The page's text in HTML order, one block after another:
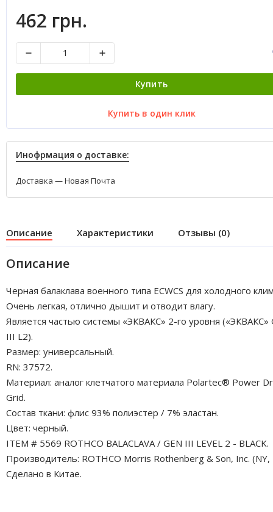
462 грн.
Купить
Купить в один клик
Инофрмация о доставке:
Доставка — Новая Почта
Описание Характеристики Отзывы (0)
Описание
Черная балаклава военного типа ECWCS для холодного
Очень легкая, отлично дышит и отводит влагу.
Является частью системы «ЭКВАКС» 2-го уровня («ЭКВАКС»
III L2).
Размер: универсальный.
RN: 37572.
Материал: аналог клетчатого материала Polartec® Power
Grid.
Состав ткани: флис 93% полиэстер / 7% эластан.
Цвет: черный.
ITEM # 5569 ROTHCO BALACLAVA / GEN III LEVEL 2 - BLACK.
Производитель: ROTHCO Morris Rothenberg & Son, Inc. (NY,
Сделано в Китае.